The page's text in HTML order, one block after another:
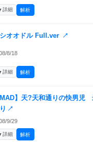
詳細 解析
オオドル Full.ver ↗
8/18
詳細 解析
MAD】天?天和通りの快男児
↗
9/29
詳細 解析